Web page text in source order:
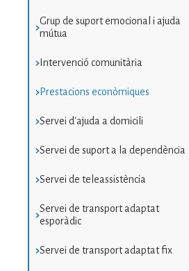
Grup de suport emocional i ajuda
mútua
Intervenció comunitària
Prestacions econòmiques
Servei d'ajuda a domicili
Servei de suport a la dependència
Servei de teleassistència
Servei de transport adaptat
esporàdic
Servei de transport adaptat fix